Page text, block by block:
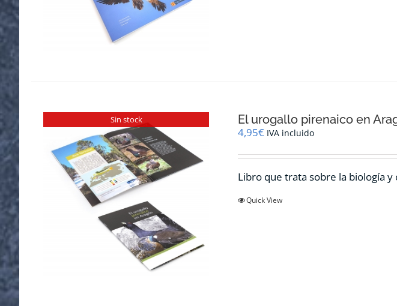
Sin stock El urogallo pirenaico en
4,95€ IVA incluido
Libro que trata sobre la biología
Quick View